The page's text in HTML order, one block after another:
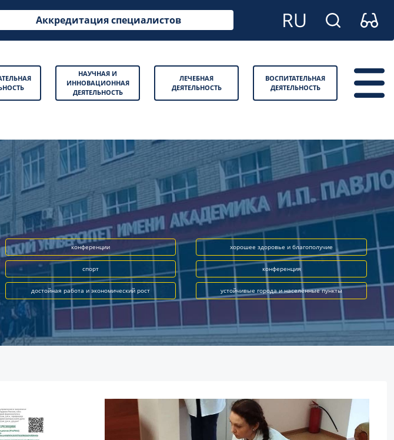
Аккредитация специалистов
НАУЧНАЯ И
ИННОВАЦИОННАЯ
ДЕЯТЕЛЬНОСТЬ
ЛЕЧЕБНАЯ
ДЕЯТЕЛЬНОСТЬ
ВОСПИТАТЕЛЬНАЯ
ДЕЯТЕЛЬНОСТЬ
конференции хорошее здоровье и благополучие
спорт конференция
достойная работа и экономический рост устойчивые города и населённые пункты